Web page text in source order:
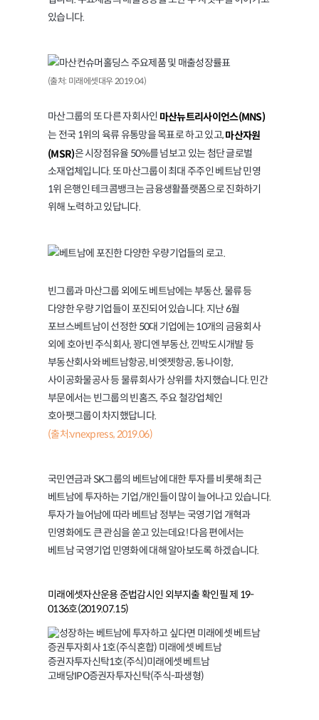
있습니다.
(출처: 미래에셋대우 2019.04)
마산그룹의 또 다른 자회사인 마산뉴트리사이언스(MNS)
는 전국 1위의 육류 유통망을 목표로 하고 있고,마산자원
(MSR)은 시장점유율 50%를 넘보고 있는 첨단 글로벌
소재업체입니다. 또 마산그룹이 최대 주주인 베트남 민영
1위 은행인 테크콤뱅크는 금융생활플랫폼으로 진화하기
위해 노력하고 있답니다.
빈그룹과 마산그룹 외에도 베트남에는 부동산, 물류 등
다양한 우량 기업들이 포진되어 있습니다. 지난 6월
포브스베트남이 선정한 50대 기업에는 10개의 금융회사
외에 호아빈 주식회사, 꽝디엔 부동산, 낀박도시개발 등
부동산회사와 베트남항공, 비엣젯항공, 동나이항,
사이공화물공사 등 물류회사가 상위를 차지했습니다. 민간
부문에서는 빈그룹의 빈홈즈, 주요 철강업체인
호아팻그룹이 차지했답니다.
(출처:vnexpress, 2019.06)
국민연금과 SK그룹의 베트남에 대한 투자를 비롯해 최근
베트남에 투자하는 기업/개인들이 많이 늘어나고 있습니다.
투자가 늘어남에 따라 베트남 정부는 국영기업 개혁과
민영화에도 큰 관심을 쏟고 있는데요! 다음 편에서는
베트남 국영기업 민영화에 대해 알아보도록 하겠습니다.
미래에셋자산운용 준법감시인 외부지출 확인필 제 19-
0136호(2019.07.15)